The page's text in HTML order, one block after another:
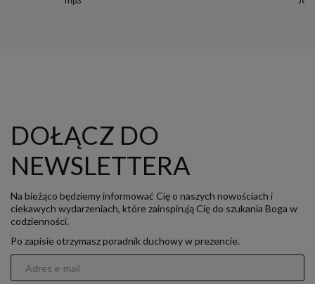
DOŁĄCZ DO
NEWSLETTERA
Na bieżąco będziemy informować Cię o naszych nowościach i
ciekawych wydarzeniach, które zainspirują Cię do szukania Boga w
codzienności.
Po zapisie otrzymasz poradnik duchowy w prezencie.